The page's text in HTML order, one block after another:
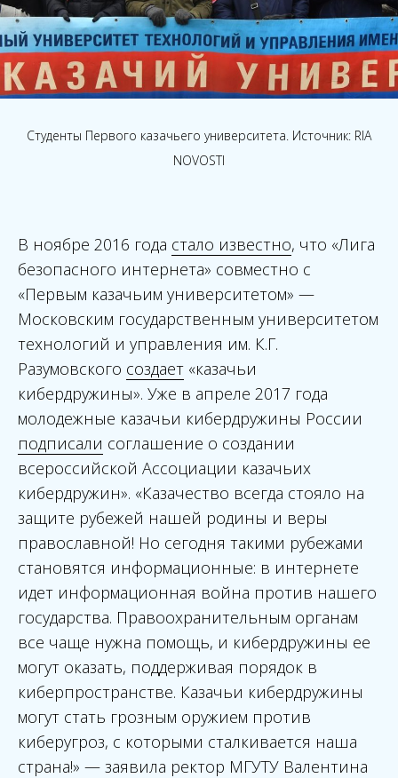
Студенты Первого казачьего университета. Источник: RIA
NOVOSTI
В ноябре 2016 года стало известно, что «Лига
безопасного интернета» совместно с
«Первым казачьим университетом» —
Московским государственным университетом
технологий и управления им. К.Г.
Разумовского создает «казачьи
кибердружины». Уже в апреле 2017 года
молодежные казачьи кибердружины России
подписали соглашение о создании
всероссийской Ассоциации казачьих
кибердружин». «Казачество всегда стояло на
защите рубежей нашей родины и веры
православной! Но сегодня такими рубежами
становятся информационные: в интернете
идет информационная война против нашего
государства. Правоохранительным органам
все чаще нужна помощь, и кибердружины ее
могут оказать, поддерживая порядок в
киберпространстве. Казачьи кибердружины
могут стать грозным оружием против
киберугроз, с которыми сталкивается наша
страна!» — заявила ректор МГУТУ Валентина